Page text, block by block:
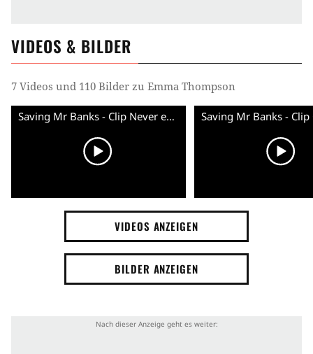
VIDEOS & BILDER
7 Videos und 110 Bilder zu Emma Thompson
Saving Mr Banks - Clip Never ever just Mary (English) HD
VIDEOS ANZEIGEN
BILDER ANZEIGEN